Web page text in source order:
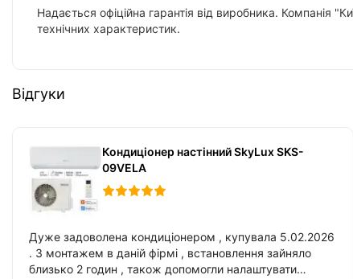
Надається офіційна гарантія від виробника. Компанія
технічних характеристик.
Відгуки
Кондиціонер настінний SkyLux SKS-
09VELA
Дуже задоволена кондиціонером , купувала 5.02.2026
. З монтажем в даній фірмі , встановлення зайняло
близько 2 годин , також допомогли налаштувати